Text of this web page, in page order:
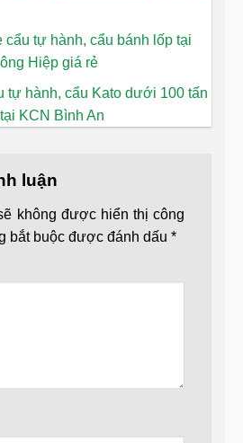
cẩu tự hành, cẩu bánh lốp tại
Hiệp giá rẻ
tự hành, cẩu Kato dưới 100 tấn
KCN Bình An
luận
không được hiển thị công
bắt buộc được đánh dấu *